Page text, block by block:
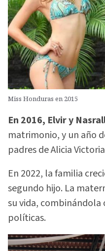
Miss Honduras en 2015
En 2016, Elvir y
matrimonio, y un año
padres de Alicia
En 2022, la familia
segundo hijo. La
su vida, combinándola
políticas.